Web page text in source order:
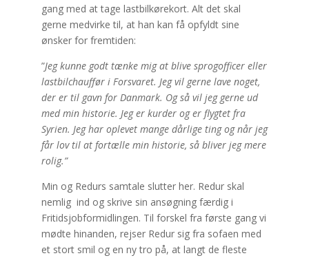
gang med at tage lastbilkørekort. Alt det skal
gerne medvirke til, at han kan få opfyldt sine
ønsker for fremtiden:
”Jeg kunne godt tænke mig at blive sprogofficer eller
lastbilchauffør i Forsvaret. Jeg vil gerne lave noget,
der er til gavn for Danmark. Og så vil jeg gerne ud
med min historie. Jeg er kurder og er flygtet fra
Syrien. Jeg har oplevet mange dårlige ting og når jeg
får lov til at fortælle min historie, så bliver jeg mere
rolig.”
Min og Redurs samtale slutter her. Redur skal
nemlig ind og skrive sin ansøgning færdig i
Fritidsjobformidlingen. Til forskel fra første gang vi
mødte hinanden, rejser Redur sig fra sofaen med
et stort smil og en ny tro på, at langt de fleste